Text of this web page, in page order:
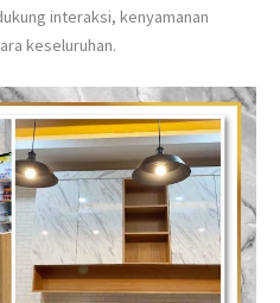
interaksi, kenyamanan
keseluruhan.